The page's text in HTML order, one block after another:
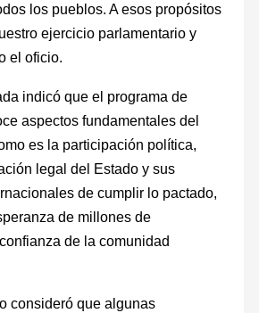
los pueblos. A esos propósitos
ejercicio parlamentario y
el oficio.
indicó que el programa de
aspectos fundamentales del
es la participación política,
legal del Estado y sus
de cumplir lo pactado,
de millones de
de la comunidad
consideró que algunas